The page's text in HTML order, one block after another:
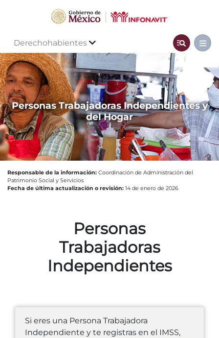
Derechohabientes
Personas Trabajadoras Independientes y
del Hogar
Responsable de la información: Coordinación de Administración del
Patrimonio Social y Servicios
Fecha de última actualización o revisión: 14 de enero de 2026
Personas
Trabajadoras
Independientes
Si eres una Persona Trabajadora
Independiente y te registras en el IMSS,